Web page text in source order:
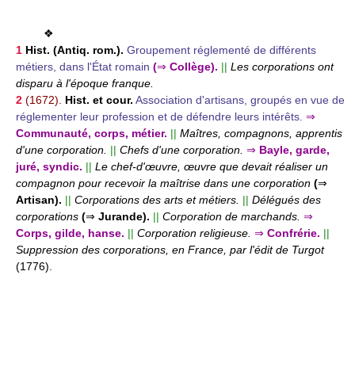
❖
1 Hist. (Antiq. rom.). Groupement réglementé de différents
métiers, dans l'État romain (⇒ Collège). || Les corporations ont
disparu à l'époque franque.
2 (1672). Hist. et cour. Association d'artisans, groupés en vue de
réglementer leur profession et de défendre leurs intérêts. ⇒
Communauté, corps, métier. || Maîtres, compagnons, apprentis
d'une corporation. || Chefs d'une corporation. ⇒ Bayle, garde,
juré, syndic. || Le chef-d'œuvre, œuvre que devait réaliser un
compagnon pour recevoir la maîtrise dans une corporation (⇒
Artisan). || Corporations des arts et métiers. || Délégués des
corporations (⇒ Jurande). || Corporation de marchands. ⇒
Corps, gilde, hanse. || Corporation religieuse. ⇒ Confrérie. ||
Suppression des corporations, en France, par l'édit de Turgot
(1776).